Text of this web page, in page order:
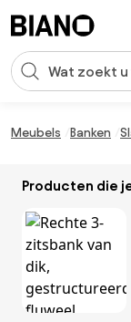
Zoekopdracht
Meubels Banken
Producten die